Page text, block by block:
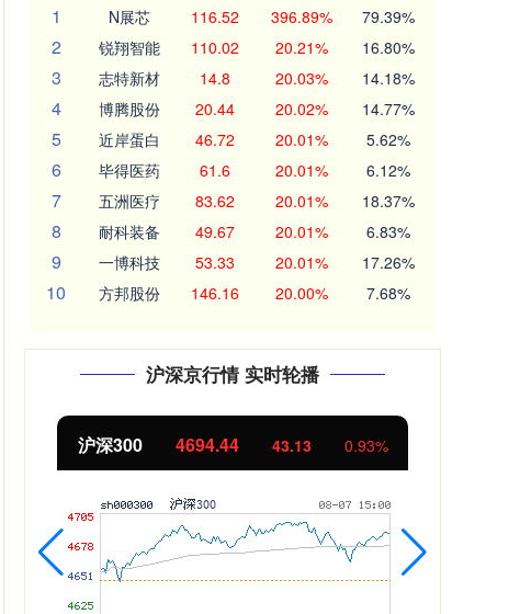
1
N展芯 116.52 396.89% 79.39%
2 锐翔智能 110.02 20.21% 16.80%
3 志特新材 14.8 20.03% 14.18%
4 博腾股份 20.44 20.02% 14.77%
5 近岸蛋白 46.72 20.01% 5.62%
6 毕得医药 61.6 20.01% 6.12%
7 五洲医疗 83.62 20.01% 18.37%
8 耐科装备 49.67 20.01% 6.83%
9 一博科技 53.33 20.01% 17.26%
10 方邦股份 146.16 20.00% 7.68%
沪深京行情 实时轮播
北证50 1134.24 11.37 1.01%